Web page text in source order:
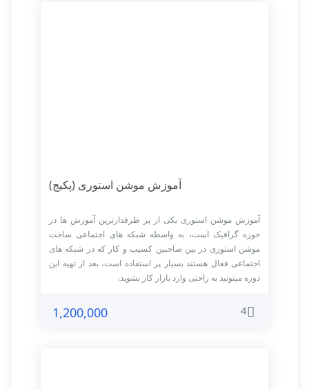
آموزش موشن استوری (پکیج)
آموزش موشن استوری یکی از پر طرفدارترین آموزش ها در
حوزه گرافیک است، به واسطه شبکه های اجتماعی ساخت
موشن استوری در بین صاحبین کسیب و کار که در شبکه های
اجتماعی فعال هستند بسیار پر استفاده است، بعد از تهیه این
دوره میتونید به راحتی وارد بازار کار بشوید.
4
1,200,000